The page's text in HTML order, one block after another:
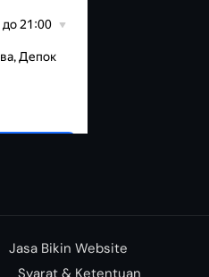
Jasa Bikin Website
Syarat & Ketentuan